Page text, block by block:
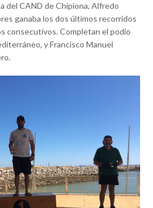
del CAND de Chipiona, Alfredo
ganaba los dos últimos recorridos
consecutivos. Completan el podio
y Francisco Manuel